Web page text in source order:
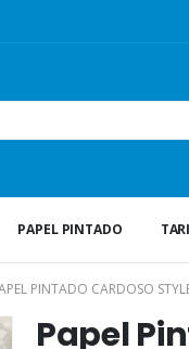
PAPEL PINTADO
PINTADO CARDOSO
Papel